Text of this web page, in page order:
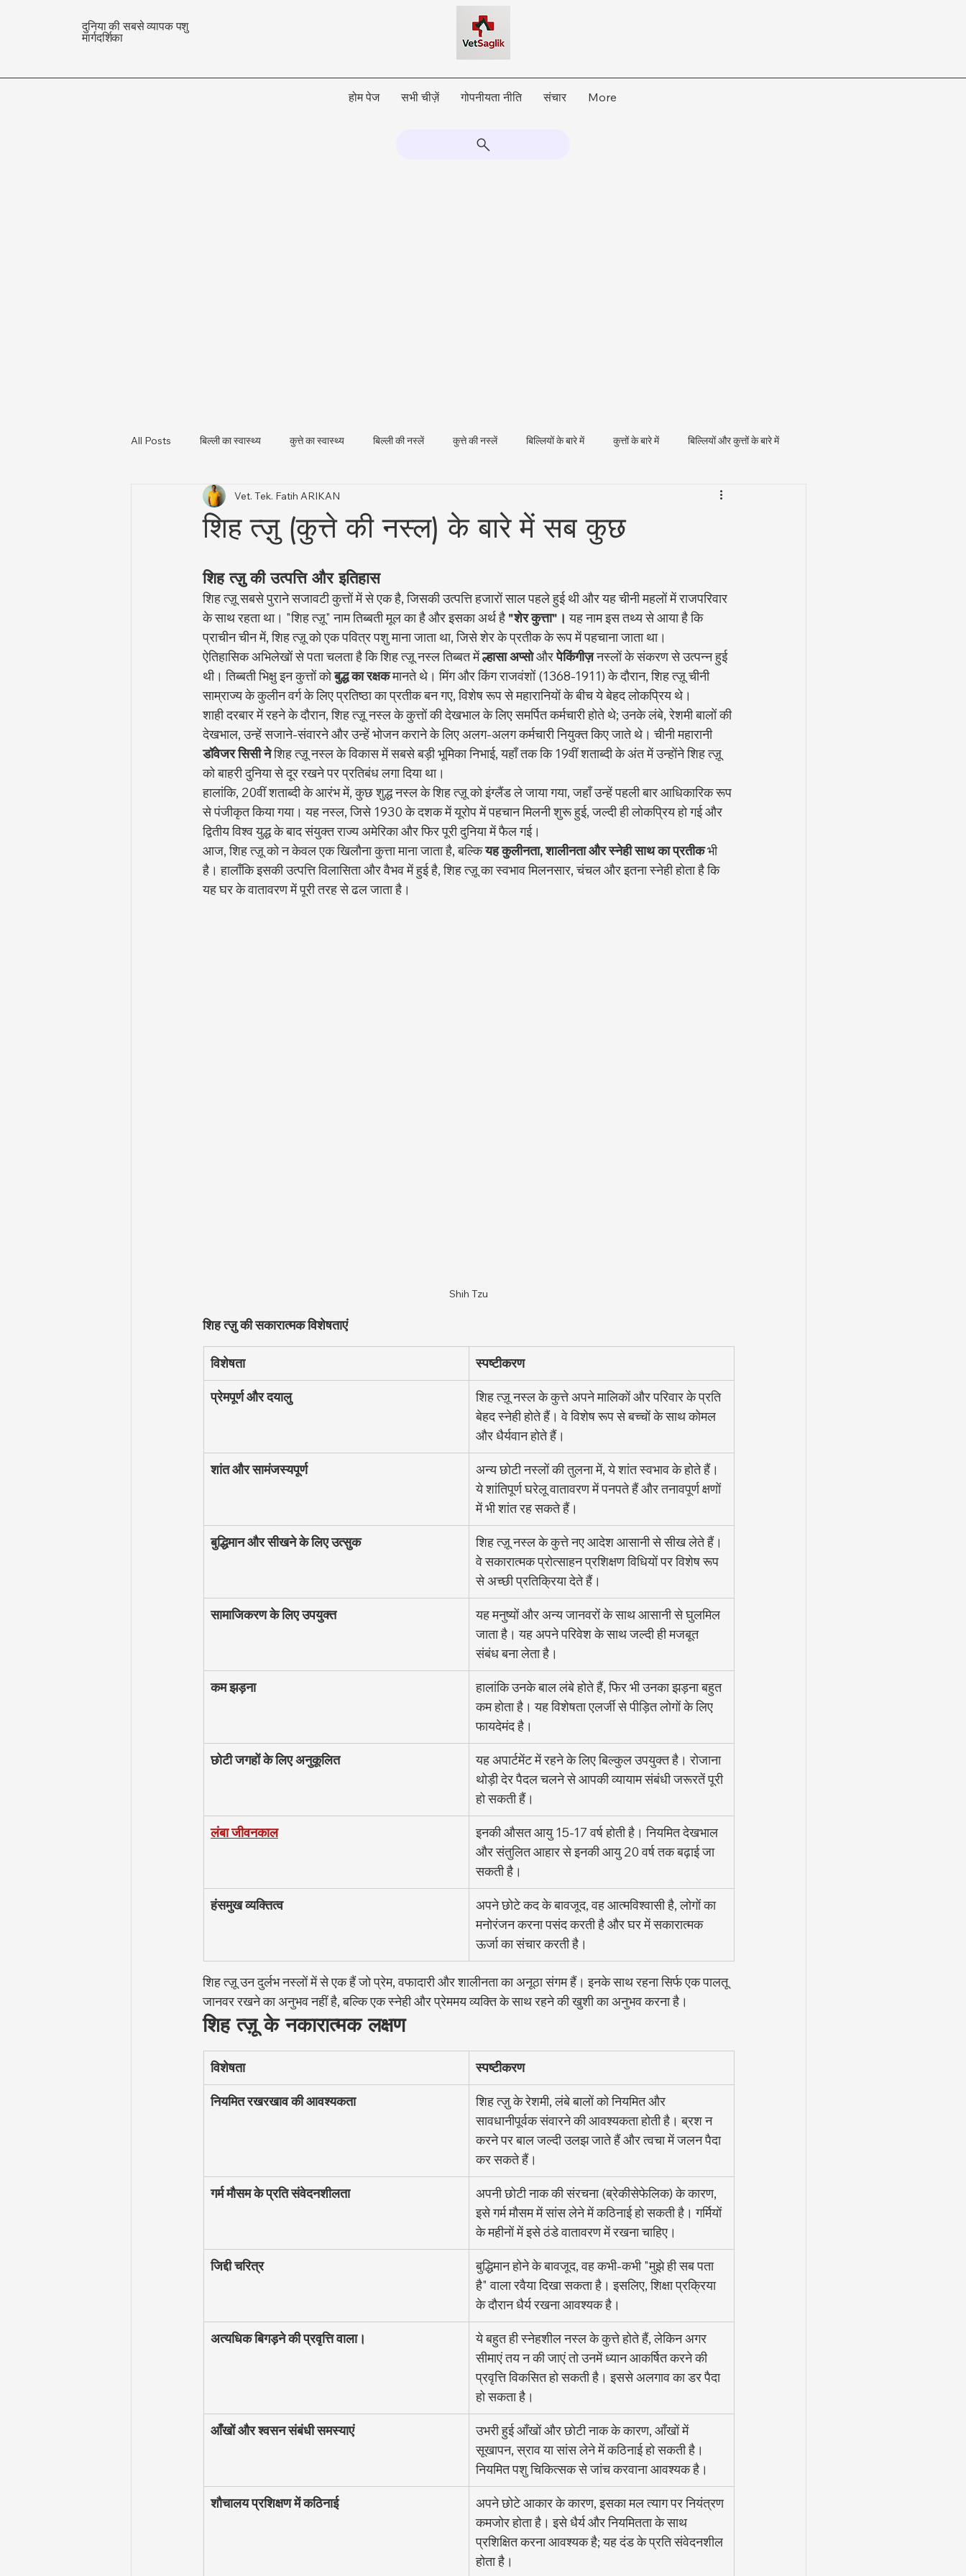
दुनिया की सबसे व्यापक पशु
मार्गदर्शिका
होम पेज सभी चीज़ें गोपनीयता नीति संचार More
All Posts बिल्ली का स्वास्थ्य कुत्ते का स्वास्थ्य बिल्ली की नस्लें कुत्ते की नस्लें बिल्लियों के बारे में कुत्तों के बारे में बिल्लियों और कुत्तों के बारे में
पशु स्वास्थ्य और नियामकीय अपडेट पशुधन स्वास्थ्य
शिह त्ज़ु (कुत्ते की नस्ल) के बारे में सब कुछ
Vet. Tek. Fatih ARIKAN
शिह त्ज़ु की उत्पत्ति और इतिहास
शिह त्ज़ू सबसे पुराने सजावटी कुत्तों में से एक है, जिसकी उत्पत्ति हजारों साल पहले हुई थी और यह चीनी महलों में राजपरिवार
के साथ रहता था। "शिह त्ज़ू" नाम तिब्बती मूल का है और इसका अर्थ है "शेर कुत्ता"। यह नाम इस तथ्य से आया है कि
प्राचीन चीन में, शिह त्ज़ू को एक पवित्र पशु माना जाता था, जिसे शेर के प्रतीक के रूप में पहचाना जाता था।
ऐतिहासिक अभिलेखों से पता चलता है कि शिह त्ज़ू नस्ल तिब्बत में ल्हासा अप्सो और पेकिंगीज़ नस्लों के संकरण से उत्पन्न हुई
थी। तिब्बती भिक्षु इन कुत्तों को बुद्ध का रक्षक मानते थे। मिंग और किंग राजवंशों (1368-1911) के दौरान, शिह त्ज़ू चीनी
साम्राज्य के कुलीन वर्ग के लिए प्रतिष्ठा का प्रतीक बन गए, विशेष रूप से महारानियों के बीच ये बेहद लोकप्रिय थे।
शाही दरबार में रहने के दौरान, शिह त्ज़ू नस्ल के कुत्तों की देखभाल के लिए समर्पित कर्मचारी होते थे; उनके लंबे, रेशमी बालों की
देखभाल, उन्हें सजाने-संवारने और उन्हें भोजन कराने के लिए अलग-अलग कर्मचारी नियुक्त किए जाते थे। चीनी महारानी
डॉवेजर सिसी ने शिह त्ज़ू नस्ल के विकास में सबसे बड़ी भूमिका निभाई, यहाँ तक कि 19वीं शताब्दी के अंत में उन्होंने शिह त्ज़ू
को बाहरी दुनिया से दूर रखने पर प्रतिबंध लगा दिया था।
हालांकि, 20वीं शताब्दी के आरंभ में, कुछ शुद्ध नस्ल के शिह त्ज़ू को इंग्लैंड ले जाया गया, जहाँ उन्हें पहली बार आधिकारिक रूप
से पंजीकृत किया गया। यह नस्ल, जिसे 1930 के दशक में यूरोप में पहचान मिलनी शुरू हुई, जल्दी ही लोकप्रिय हो गई और
द्वितीय विश्व युद्ध के बाद संयुक्त राज्य अमेरिका और फिर पूरी दुनिया में फैल गई।
आज, शिह त्ज़ू को न केवल एक खिलौना कुत्ता माना जाता है, बल्कि यह कुलीनता, शालीनता और स्नेही साथ का प्रतीक भी
है। हालाँकि इसकी उत्पत्ति विलासिता और वैभव में हुई है, शिह त्ज़ू का स्वभाव मिलनसार, चंचल और इतना स्नेही होता है कि
यह घर के वातावरण में पूरी तरह से ढल जाता है।
Shih Tzu
शिह त्ज़ु की सकारात्मक विशेषताएं
विशेषता स्पष्टीकरण
प्रेमपूर्ण और दयालु
शिह त्ज़ू नस्ल के कुत्ते अपने मालिकों और परिवार के प्रति
बेहद स्नेही होते हैं। वे विशेष रूप से बच्चों के साथ कोमल
और धैर्यवान होते हैं।
शांत और सामंजस्यपूर्ण
अन्य छोटी नस्लों की तुलना में, ये शांत स्वभाव के होते हैं।
ये शांतिपूर्ण घरेलू वातावरण में पनपते हैं और तनावपूर्ण क्षणों
में भी शांत रह सकते हैं।
बुद्धिमान और सीखने के लिए उत्सुक
शिह त्ज़ू नस्ल के कुत्ते नए आदेश आसानी से सीख लेते हैं।
वे सकारात्मक प्रोत्साहन प्रशिक्षण विधियों पर विशेष रूप
से अच्छी प्रतिक्रिया देते हैं।
सामाजिकरण के लिए उपयुक्त
यह मनुष्यों और अन्य जानवरों के साथ आसानी से घुलमिल
जाता है। यह अपने परिवेश के साथ जल्दी ही मजबूत
संबंध बना लेता है।
कम झड़ना
हालांकि उनके बाल लंबे होते हैं, फिर भी उनका झड़ना बहुत
कम होता है। यह विशेषता एलर्जी से पीड़ित लोगों के लिए
फायदेमंद है।
छोटी जगहों के लिए अनुकूलित
यह अपार्टमेंट में रहने के लिए बिल्कुल उपयुक्त है। रोजाना
थोड़ी देर पैदल चलने से आपकी व्यायाम संबंधी जरूरतें पूरी
हो सकती हैं।
लंबा जीवनकाल
इनकी औसत आयु 15-17 वर्ष होती है। नियमित देखभाल
और संतुलित आहार से इनकी आयु 20 वर्ष तक बढ़ाई जा
सकती है।
हंसमुख व्यक्तित्व
अपने छोटे कद के बावजूद, वह आत्मविश्वासी है, लोगों का
मनोरंजन करना पसंद करती है और घर में सकारात्मक
ऊर्जा का संचार करती है।
शिह त्ज़ू उन दुर्लभ नस्लों में से एक हैं जो प्रेम, वफादारी और शालीनता का अनूठा संगम हैं। इनके साथ रहना सिर्फ एक पालतू
जानवर रखने का अनुभव नहीं है, बल्कि एक स्नेही और प्रेममय व्यक्ति के साथ रहने की खुशी का अनुभव करना है।
शिह त्ज़ू के नकारात्मक लक्षण
विशेषता स्पष्टीकरण
नियमित रखरखाव की आवश्यकता
शिह त्ज़ु के रेशमी, लंबे बालों को नियमित और
सावधानीपूर्वक संवारने की आवश्यकता होती है। ब्रश न
करने पर बाल जल्दी उलझ जाते हैं और त्वचा में जलन पैदा
कर सकते हैं।
गर्म मौसम के प्रति संवेदनशीलता
अपनी छोटी नाक की संरचना (ब्रेकीसेफेलिक) के कारण,
इसे गर्म मौसम में सांस लेने में कठिनाई हो सकती है। गर्मियों
के महीनों में इसे ठंडे वातावरण में रखना चाहिए।
जिद्दी चरित्र
बुद्धिमान होने के बावजूद, वह कभी-कभी "मुझे ही सब पता
है" वाला रवैया दिखा सकता है। इसलिए, शिक्षा प्रक्रिया
के दौरान धैर्य रखना आवश्यक है।
अत्यधिक बिगड़ने की प्रवृत्ति वाला।
ये बहुत ही स्नेहशील नस्ल के कुत्ते होते हैं, लेकिन अगर
सीमाएं तय न की जाएं तो उनमें ध्यान आकर्षित करने की
प्रवृत्ति विकसित हो सकती है। इससे अलगाव का डर पैदा
हो सकता है।
आँखों और श्वसन संबंधी समस्याएं
उभरी हुई आँखों और छोटी नाक के कारण, आँखों में
सूखापन, स्राव या सांस लेने में कठिनाई हो सकती है।
नियमित पशु चिकित्सक से जांच करवाना आवश्यक है।
शौचालय प्रशिक्षण में कठिनाई
अपने छोटे आकार के कारण, इसका मल त्याग पर नियंत्रण
कमजोर होता है। इसे धैर्य और नियमितता के साथ
प्रशिक्षित करना आवश्यक है; यह दंड के प्रति संवेदनशील
होता है।